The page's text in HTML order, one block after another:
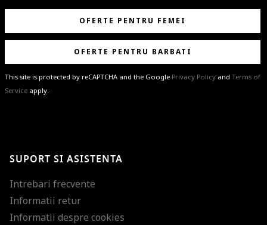
OFERTE PENTRU FEMEI
OFERTE PENTRU BARBATI
This site is protected by reCAPTCHA and the Google Privacy Policy and Terms of
Service apply.
ultimele tendinte in moda!
SUPORT SI ASISTENTA
Intrebari frecvente
Informatii retur
Informatii despre cookies